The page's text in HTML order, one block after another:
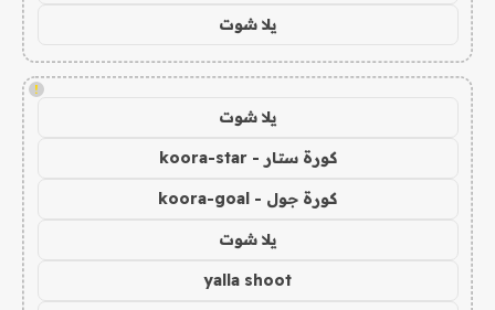
يلا شوت
!
يلا شوت
كورة ستار - koora-star
كورة جول - koora-goal
يلا شوت
yalla shoot